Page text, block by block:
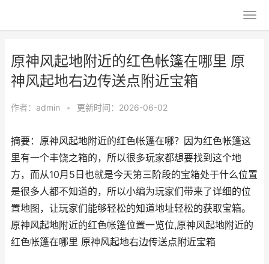
原神风起地附近的红色帐篷在哪里 原
神风起地右边传送点附近宝箱
作者： admin • 更新时间：2026-06-02
摘要：原神风起地附近的红色帐篷在哪？因为红色帐篷这
里有一个丰饶之箱的，所以很多玩家都想要找到这个地
方，而从10月5日也就是今天第三阶段的宝箱处于什么位置
是很多人都不知道的，所以小编为玩家们带来了详细的位
置地图，让玩家们能够轻松的知道地址轻松的获取宝箱。
原神风起地附近的红色帐篷位置一览位,原神风起地附近的
红色帐篷在哪里 原神风起地右边传送点附近宝箱